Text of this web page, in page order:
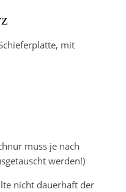
mit
muss je nach
werden!)
nicht dauerhaft der